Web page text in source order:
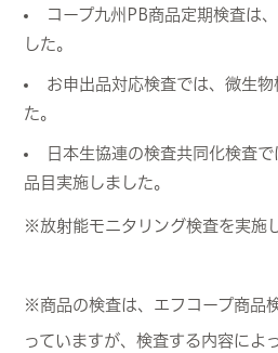
コープ九州PB商品定期検査は
した。
お申出品対応検査では、微生
た。
日本生協連の検査共同化検査
品目実施しました。
※放射能モニタリング検査を実施
※商品の検査は、エフコープ商品
っていますが、検査する内容によ